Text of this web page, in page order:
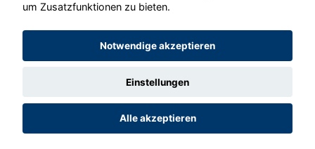
© konjunkturmotor.de GmbH 2020 - 2026
um Zusatzfunktionen zu bieten.
Notwendige akzeptieren
Einstellungen
Alle akzeptieren